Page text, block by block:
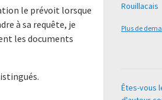
le prévoit lorsque
à sa requête, je
les documents
Rouillacais
Plus de
Êtes-vous